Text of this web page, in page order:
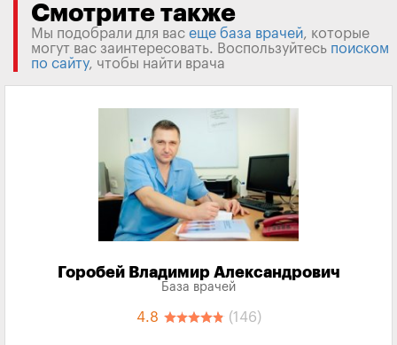
Смотрите также
Мы подобрали для вас еще база врачей, которые
могут вас заинтересовать. Воспользуйтесь поиском
по сайту, чтобы найти врача
Горобей Владимир Александрович
База врачей
4.8 (146)